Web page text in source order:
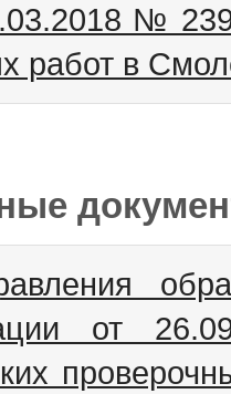
№
работ в
от